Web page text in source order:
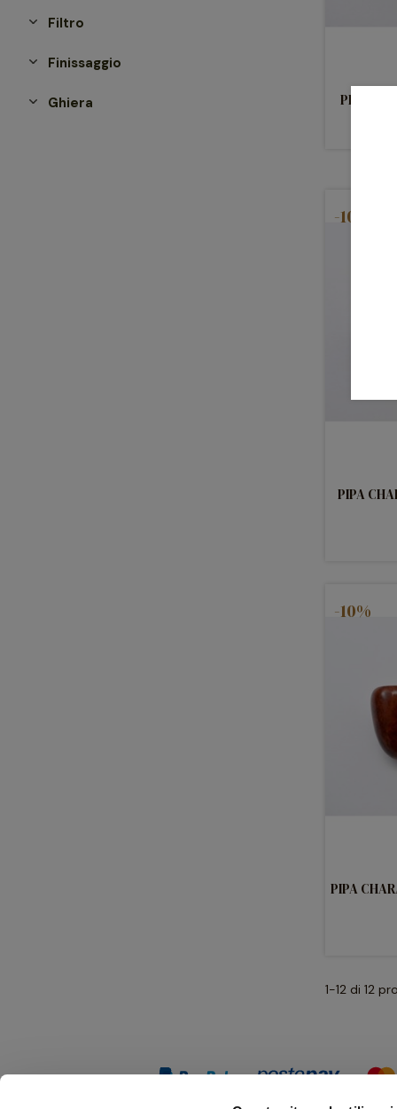
Filtro
Finissaggio
Ghiera PIPA
-10%
PIPA
-10%
PIPA
1-12 di 12